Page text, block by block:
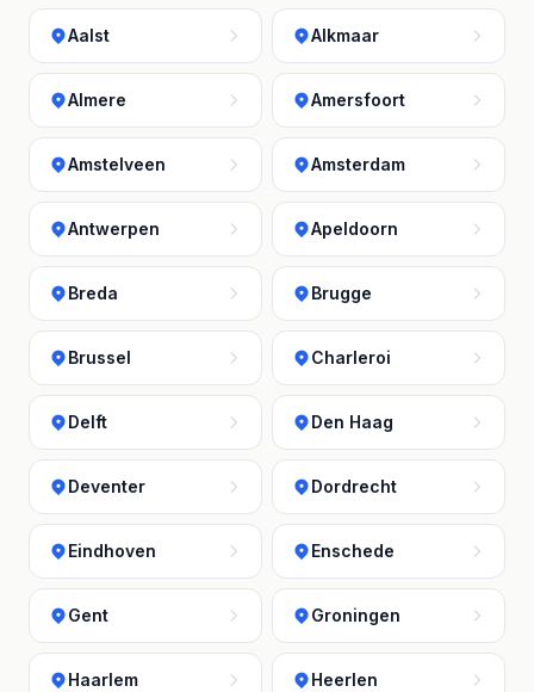
Aalst Alkmaar
Almere Amersfoort
Amstelveen Amsterdam
Antwerpen Apeldoorn
Breda Brugge
Brussel Charleroi
Delft Den Haag
Deventer Dordrecht
Eindhoven Enschede
Gent Groningen
Haarlem Heerlen